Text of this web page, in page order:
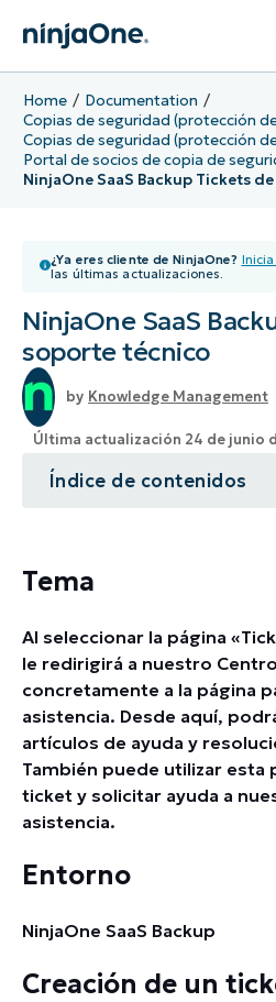
Home
Documentation
Copias de seguridad (protección
Copias de seguridad (protección
Portal de socios de copia de
NinjaOne SaaS Backup Tickets
¿Ya eres cliente de NinjaOne?
las últimas actualizaciones.
NinjaOne SaaS
soporte técnico
Knowledge Management
Última actualización 24 de junio
Índice de contenidos
Tema
Al seleccionar la página
le redirigirá a nuestro
concretamente a la página
asistencia. Desde aquí,
artículos de ayuda y
También puede utilizar esta
ticket y solicitar ayuda a
asistencia.
Entorno
NinjaOne SaaS Backup
Creación de un